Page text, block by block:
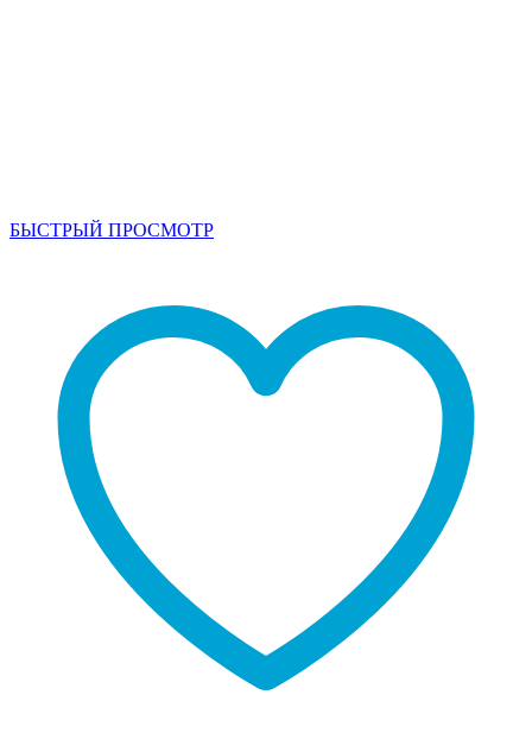
БЫСТРЫЙ ПРОСМОТР